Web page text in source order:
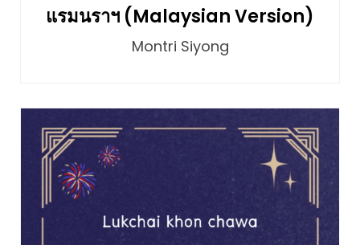
แรมนราฯ (Malaysian Version)
Montri Siyong